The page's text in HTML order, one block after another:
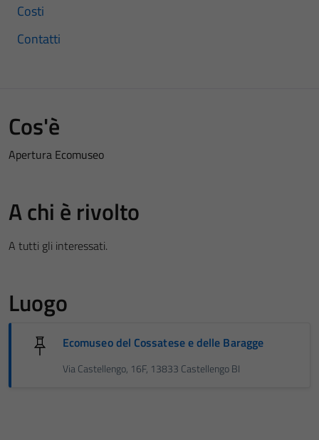
Costi
Contatti
Cos'è
Apertura Ecomuseo
A chi è rivolto
A tutti gli interessati.
Luogo
Ecomuseo del Cossatese e delle Baragge
Via Castellengo, 16F, 13833 Castellengo BI